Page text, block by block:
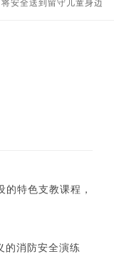
将安全送到留守儿童身边
特色支教课程，
的消防安全演练